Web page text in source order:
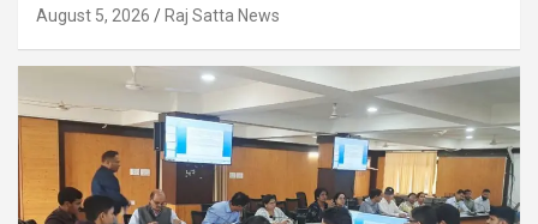
August 5, 2026 Raj Satta News